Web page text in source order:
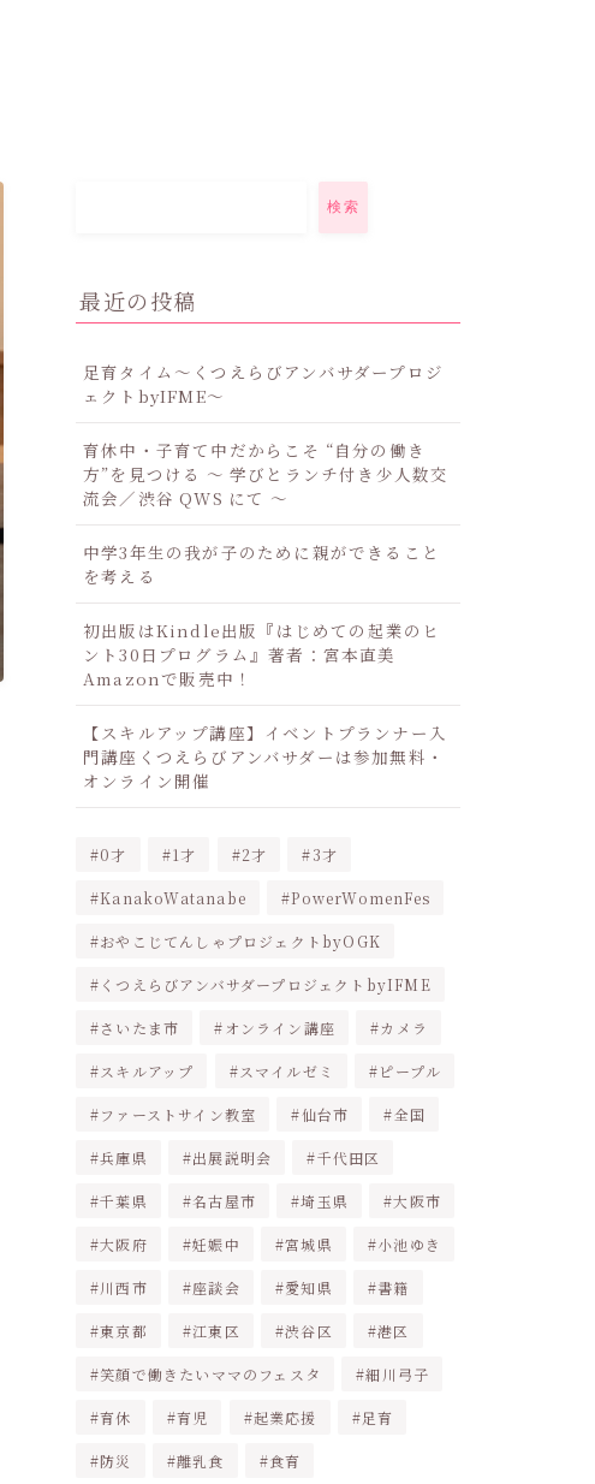
検索
最近の投稿
足育タイム～くつえらびアンバサダープロジ
ェクトbyIFME～
育休中・子育て中だからこそ “自分の働き
方”を見つける ～ 学びとランチ付き少人数交
流会／渋谷 QWS にて ～
中学3年生の我が子のために親ができること
を考える
初出版はKindle出版『はじめての起業のヒ
ント30日プログラム』著者：宮本直美
Amazonで販売中！
【スキルアップ講座】イベントプランナー入
門講座くつえらびアンバサダーは参加無料・
オンライン開催
0才 1才 2才 3才
KanakoWatanabe PowerWomenFes
おやこじてんしゃプロジェクトbyOGK
くつえらびアンバサダープロジェクトbyIFME
さいたま市 オンライン講座 カメラ
スキルアップ スマイルゼミ ピープル
ファーストサイン教室 仙台市 全国
兵庫県 出展説明会 千代田区
千葉県 名古屋市 埼玉県 大阪市
大阪府 妊娠中 宮城県 小池ゆき
川西市 座談会 愛知県 書籍
東京都 江東区 渋谷区 港区
笑顔で働きたいママのフェスタ 細川弓子
育休 育児 起業応援 足育
防災 離乳食 食育